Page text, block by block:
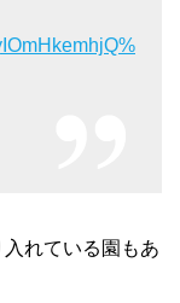
れている園もあ